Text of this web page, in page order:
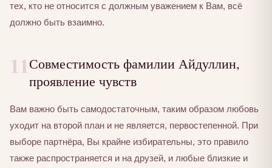
тех, кто не относится с должным уважением к Вам, всё
должно быть взаимно.
11Совместимость фамилии Айдуллин,
проявление чувств
Вам важно быть самодостаточным, таким образом любовь
уходит на второй план и не является, первостепенной. При
выборе партнёра, Вы крайне избирательны, это правило
также распространяется и на друзей, и любые близкие и